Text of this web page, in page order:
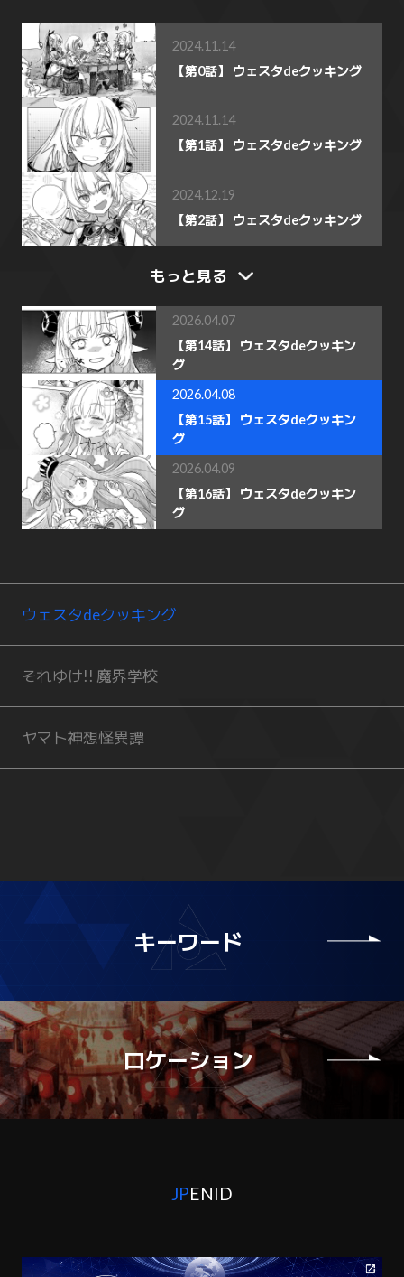
2024.11.14
【第0話】 ウェスタdeクッキング
2024.11.14
【第1話】 ウェスタdeクッキング
2024.12.19
【第2話】 ウェスタdeクッキング
もっと見る
2026.04.07
【第14話】 ウェスタdeクッキン
グ
2026.04.08
【第15話】 ウェスタdeクッキン
グ
2026.04.09
【第16話】 ウェスタdeクッキン
グ
ウェスタdeクッキング
それゆけ!! 魔界学校
ヤマト神想怪異譚
キーワード
ロケーション
JPENID